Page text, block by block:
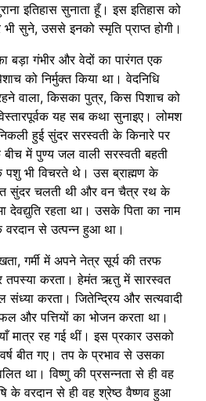
इतिहास सुनाता हूँ। इस इतिहास को
सुने, उससे इनको स्मृति प्राप्त होगी।
बड़ा गंभीर और वेदों का पारंगत एक
को निर्मुक्त किया था। वेदनिधि
वाला, किसका पुत्र, किस पिशाच को
यह सब कथा सुनाइए। लोमश
हुई सुंदर सरस्वती के किनारे पर
में पुण्य जल वाली सरस्वती बहती
भी विचरते थे। उस ब्राह्मण के
सुंदर चलती थी और वन चैत्र रथ के
देवद्युति रहता था। उसके पिता का नाम
वरदान से उत्पन्न हुआ था।
गर्मी में अपने नेत्र सूर्य की तरफ
तपस्या करता। हेमंत ऋतु में सारस्वत
संध्या करता। जितेन्द्रिय और सत्यवादी
और पत्तियों का भोजन करता था।
मात्र रह गई थीं। इस प्रकार उसको
बीत गए। तप के प्रभाव से उसका
था। विष्णु की प्रसन्नता से ही वह
के वरदान से ही वह श्रेष्ठ वैष्णव हुआ